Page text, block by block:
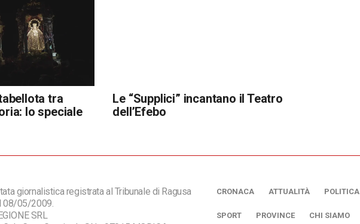
tra
lo speciale
Le “Supplici” incantano il Teatro
dell’Efebo
giornalistica registrata al Tribunale di Ragusa
08/05/2009.
SRL
CRONACA ATTUALITÀ POLITICA
SPORT PROVINCE CHI SIAMO